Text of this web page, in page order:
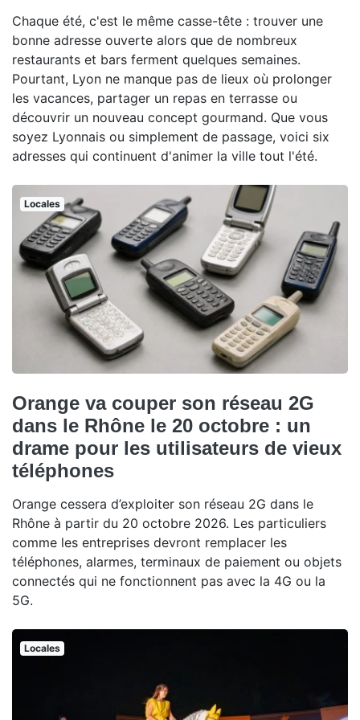
Chaque été, c'est le même casse-tête : trouver une
bonne adresse ouverte alors que de nombreux
restaurants et bars ferment quelques semaines.
Pourtant, Lyon ne manque pas de lieux où prolonger
les vacances, partager un repas en terrasse ou
découvrir un nouveau concept gourmand. Que vous
soyez Lyonnais ou simplement de passage, voici six
adresses qui continuent d'animer la ville tout l'été.
Locales
Orange va couper son réseau 2G
dans le Rhône le 20 octobre : un
drame pour les utilisateurs de vieux
téléphones
Orange cessera d’exploiter son réseau 2G dans le
Rhône à partir du 20 octobre 2026. Les particuliers
comme les entreprises devront remplacer les
téléphones, alarmes, terminaux de paiement ou objets
connectés qui ne fonctionnent pas avec la 4G ou la
5G.
Locales